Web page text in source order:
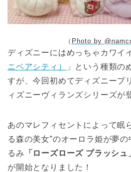
（ Photo by
ディズニーにはめっちゃカワイ
ニベアシティ）
」という種類の
すが、今回初めてディズニープ
ィズニーヴィランズシリーズが
あのマレフィセントによって眠
る森の美女”のオーロラ姫が夢
るみ 「ローズローズ プラッシュ
が開始となりました！